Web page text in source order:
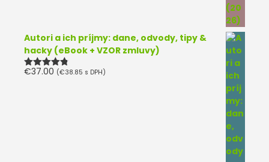
Autori a ich príjmy: dane, odvody, tipy &
hacky (eBook + VZOR zmluvy)
Hodnotenie
€37.00 (€38.85 s DPH)